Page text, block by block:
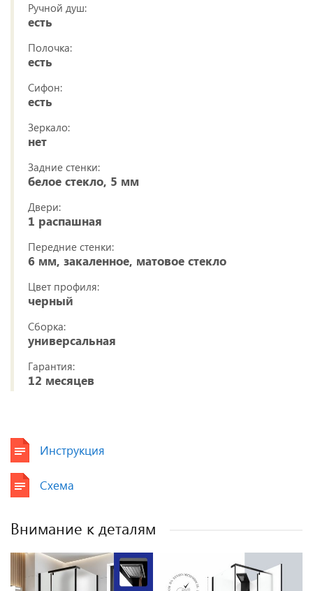
Ручной душ:
есть
Полочка:
есть
Сифон:
есть
Зеркало:
нет
Задние стенки:
белое стекло, 5 мм
Двери:
1 распашная
Передние стенки:
6 мм, закаленное, матовое стекло
Цвет профиля:
черный
Сборка:
универсальная
Гарантия:
12 месяцев
Инструкция
Схема
Внимание к деталям